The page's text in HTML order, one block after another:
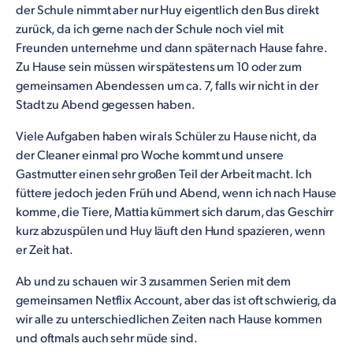
der Schule nimmt aber nur Huy eigentlich den Bus direkt
zurück, da ich gerne nach der Schule noch viel mit
Freunden unternehme und dann später nach Hause fahre.
Zu Hause sein müssen wir spätestens um 10 oder zum
gemeinsamen Abendessen um ca. 7, falls wir nicht in der
Stadt zu Abend gegessen haben.
Viele Aufgaben haben wir als Schüler zu Hause nicht, da
der Cleaner einmal pro Woche kommt und unsere
Gastmutter einen sehr großen Teil der Arbeit macht. Ich
füttere jedoch jeden Früh und Abend, wenn ich nach Hause
komme, die Tiere, Mattia kümmert sich darum, das Geschirr
kurz abzuspülen und Huy läuft den Hund spazieren, wenn
er Zeit hat.
Ab und zu schauen wir 3 zusammen Serien mit dem
gemeinsamen Netflix Account, aber das ist oft schwierig, da
wir alle zu unterschiedlichen Zeiten nach Hause kommen
und oftmals auch sehr müde sind.